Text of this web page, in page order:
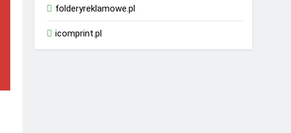
folderyreklamowe.pl
icomprint.pl